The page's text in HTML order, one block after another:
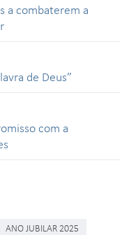
a combaterem a
de Deus”
com a
ANO JUBILAR 2025